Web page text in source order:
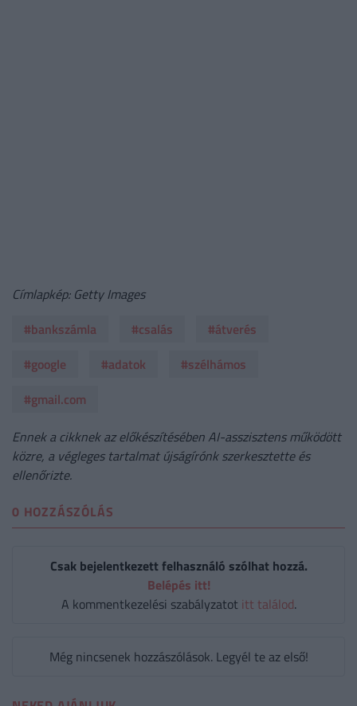
Címlapkép: Getty Images
#bankszámla
#csalás
#átverés
#google
#adatok
#szélhámos
#gmail.com
Ennek a cikknek az előkészítésében AI-asszisztens működött
közre, a végleges tartalmat újságírónk szerkesztette és
ellenőrizte.
0 HOZZÁSZÓLÁS
Csak bejelentkezett felhasználó szólhat hozzá.
Belépés itt!
A kommentkezelési szabályzatot itt találod.
Még nincsenek hozzászólások. Legyél te az első!